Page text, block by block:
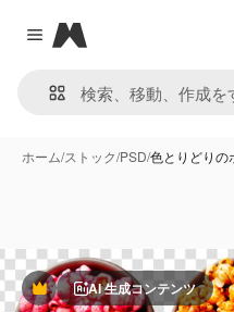
Close menu
Magnific
ホーム/ストック/PSD/色とりどり
PremiumAI 生成コンテンツ